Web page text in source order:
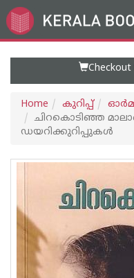
Go
to
Checkout
Home കുറിപ്പ്‌
ചിറകൊടിഞ്ഞ
ഡയറിക്കുറിപ്പുകൾ